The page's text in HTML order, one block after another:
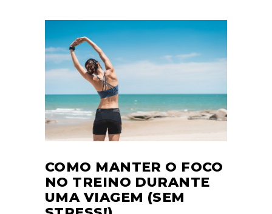
COMO MANTER O FOCO
NO TREINO DURANTE
UMA VIAGEM (SEM